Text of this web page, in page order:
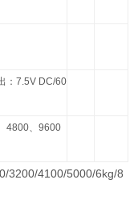
： 7.5V DC/60
4800、 9600
3200/4100/5000/6kg/8